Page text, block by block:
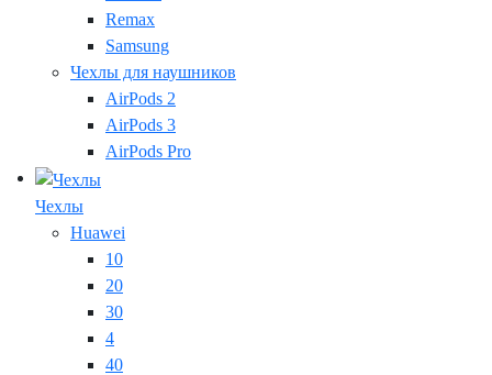
Remax
Samsung
Чехлы для наушников
AirPods 2
AirPods 3
AirPods Pro
Чехлы
Huawei
10
20
30
4
40